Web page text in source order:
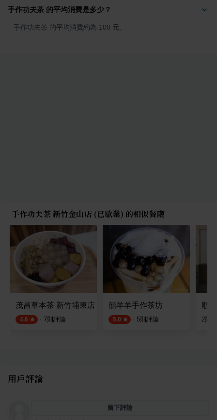
手作功夫茶 的平均消費是多少？
手作功夫茶 的平均消費約為 100 元。
手作功夫茶 新竹金山店 (已歇業) 的相似餐廳
茂昌草本茶 新竹埔東店
4.6 · 7則評論
囍羊羊手作茶坊
5.0 · 5則評論
順
2則
用戶評論
留下評論